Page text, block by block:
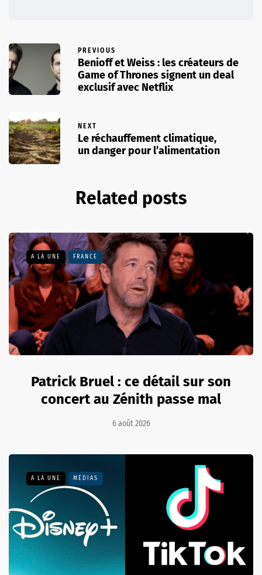
PREVIOUS
Benioff et Weiss : les créateurs de
Game of Thrones signent un deal
exclusif avec Netflix
NEXT
Le réchauffement climatique,
un danger pour l’alimentation
Related posts
A LA UNE FRANCE
Patrick Bruel : ce détail sur son
concert au Zénith passe mal
6 août 2026
A LA UNE MÉDIAS